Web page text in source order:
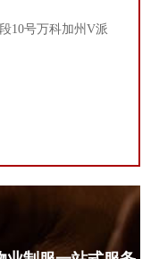
10号万科加州V派